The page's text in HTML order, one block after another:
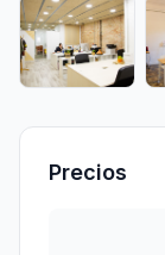
Precios